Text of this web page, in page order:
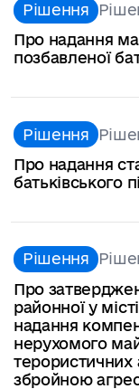
Рішення
Про надання
позбавленої
Рішення
Про надання
батьківського
Рішення
Про
районної у
надання
нерухомого
терористичних
збройною